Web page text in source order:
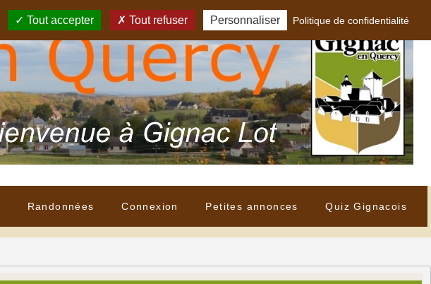
Randonnées Connexion Petites annonces Quiz Gignacois
Tout accepter Tout refuser Personnaliser Politique de confidentialité